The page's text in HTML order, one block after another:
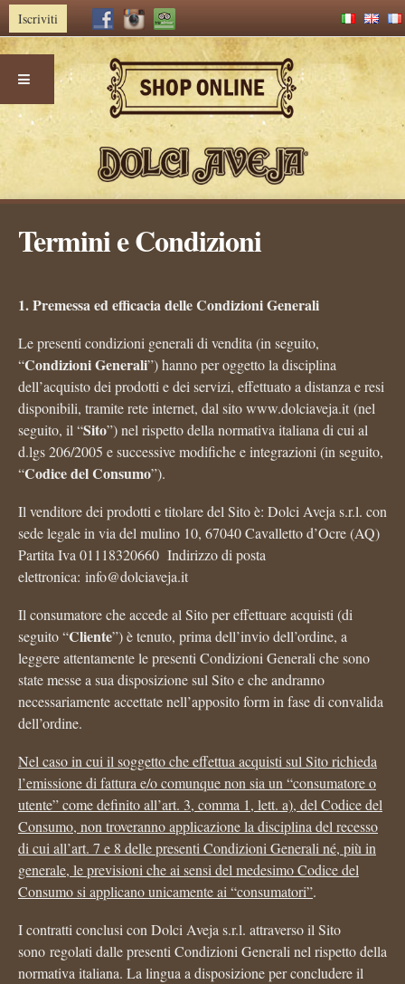
Iscriviti
contentTermini e Condizioni
1. Premessa ed efficacia delle Condizioni Generali
Le presenti condizioni generali di vendita (in seguito,
“Condizioni Generali”) hanno per oggetto la disciplina
dell’acquisto dei prodotti e dei servizi, effettuato a distanza e resi
disponibili, tramite rete internet, dal sito www.dolciaveja.it (nel
seguito, il “Sito”) nel rispetto della normativa italiana di cui al
d.lgs 206/2005 e successive modifiche e integrazioni (in seguito,
“Codice del Consumo”).
Il venditore dei prodotti e titolare del Sito è: Dolci Aveja s.r.l. con
sede legale in via del mulino 10, 67040 Cavalletto d’Ocre (AQ)
Partita Iva 01118320660 Indirizzo di posta
elettronica: info@dolciaveja.it
Il consumatore che accede al Sito per effettuare acquisti (di
seguito “Cliente”) è tenuto, prima dell’invio dell’ordine, a
leggere attentamente le presenti Condizioni Generali che sono
state messe a sua disposizione sul Sito e che andranno
necessariamente accettate nell’apposito form in fase di convalida
dell’ordine.
Nel caso in cui il soggetto che effettua acquisti sul Sito richieda
l’emissione di fattura e/o comunque non sia un “consumatore o
utente” come definito all’art. 3, comma 1, lett. a), del Codice del
Consumo, non troveranno applicazione la disciplina del recesso
di cui all’art. 7 e 8 delle presenti Condizioni Generali né, più in
generale, le previsioni che ai sensi del medesimo Codice del
Consumo si applicano unicamente ai “consumatori”.
I contratti conclusi con Dolci Aveja s.r.l. attraverso il Sito
sono regolati dalle presenti Condizioni Generali nel rispetto della
normativa italiana. La lingua a disposizione per concludere il